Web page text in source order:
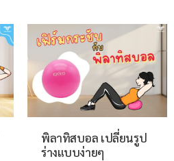
พิลาทิสบอล เปลี่ยนรูป
ร่างแบบง่ายๆ